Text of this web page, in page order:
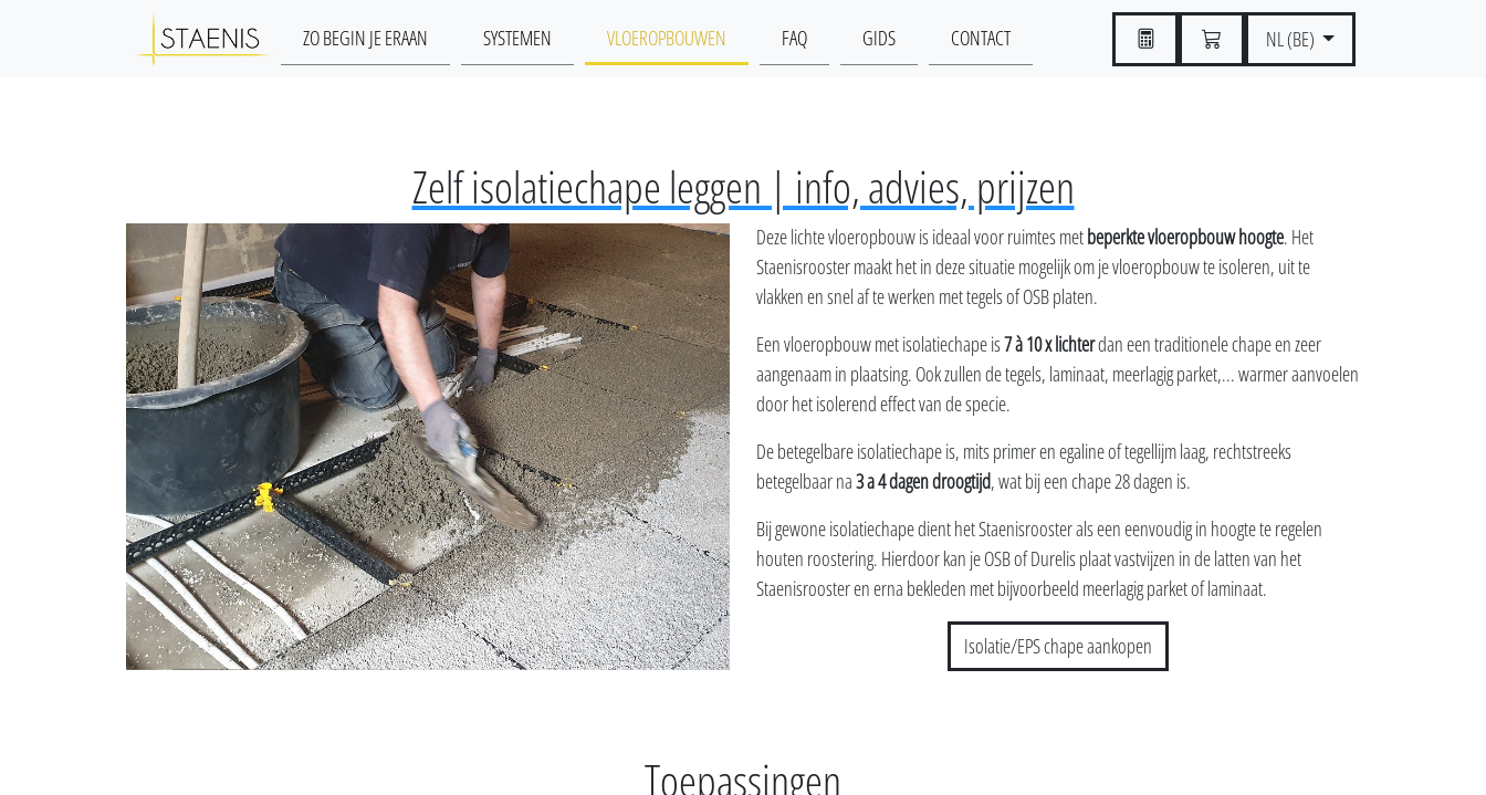
NL (BE)
ZO BEGIN JE ERAAN SYSTEMEN VLOEROPBOUWEN FAQ GIDS CONTACT
Zelf isolatiechape leggen | info, advies, prijzen
Deze lichte vloeropbouw is ideaal voor ruimtes metbeperkte vloeropbouw hoogte. Het
Staenisrooster maakt het in deze situatie mogelijk om je vloeropbouw te isoleren, uit te
vlakken en snel af te werken met tegels of OSB platen.
Een vloeropbouw met isolatiechape is7 à 10 x lichterdan een traditionele chape en zeer
aangenaam in plaatsing. Ook zullen de tegels, laminaat, meerlagig parket,... warmer aanvoelen
door het isolerend effect van de specie.
De betegelbare isolatiechape is, mits primer en egaline of tegellijm laag, rechtstreeks
betegelbaar na3 a 4 dagen droogtijd, wat bij een chape 28 dagen is.
Bij gewone isolatiechape dient het Staenisrooster als een eenvoudig in hoogte te regelen
houten roostering. Hierdoor kan je OSB of Durelis plaat vastvijzen in de latten van het
Staenisrooster en erna bekleden met bijvoorbeeld meerlagig parket of laminaat.
Isolatie/EPS chape aankopen
Toepassingen